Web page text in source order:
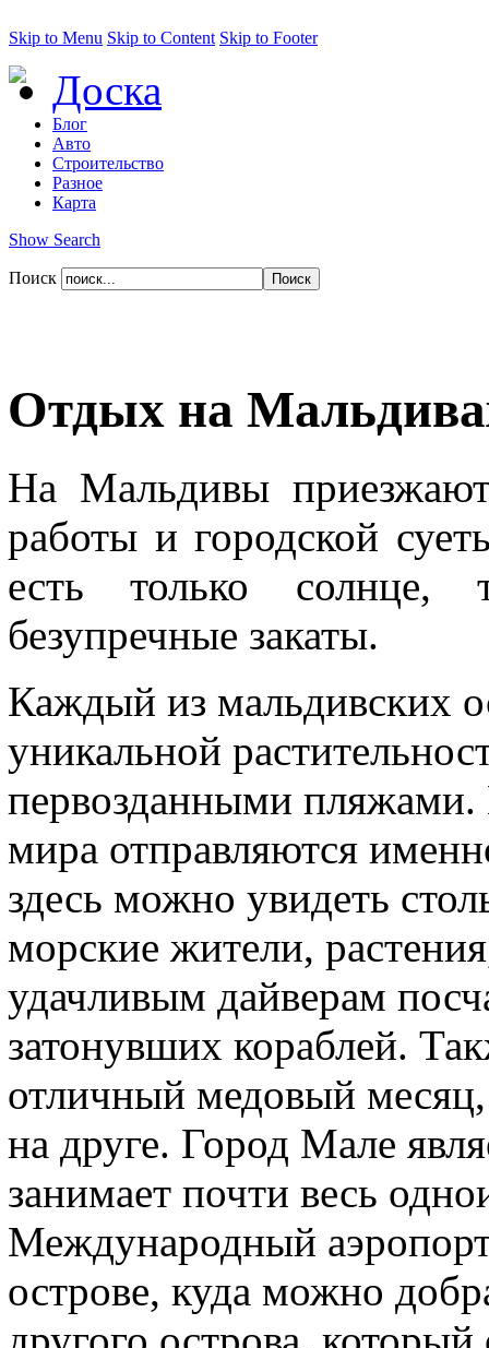
Skip to Menu Skip to Content Skip to Footer
Доска
Блог
Авто
Строительство
Разное
Карта
Show Search
Поиск
Отдых на
На Мальдивы
работы и городской
есть только солнце,
безупречные закаты.
Каждый из мальдивских
уникальной
первозданными пляжами.
мира отправляются
здесь можно увидеть
морские жители,
удачливым дайверам
затонувших кораблей.
отличный медовый месяц,
на друге. Город Мале
занимает почти весь
Международный
острове, куда можно